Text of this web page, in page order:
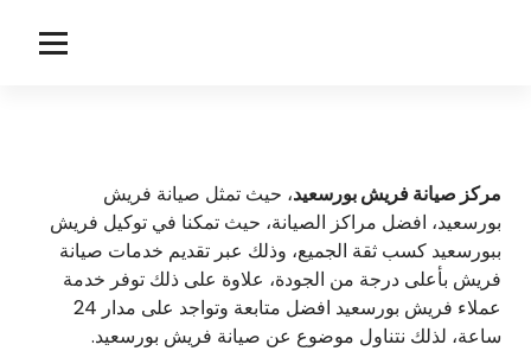
s
h
مركز صيانة فريش
مركز صيانة فريش بورسعيد، حيث تمثل صيانة فريش
بورسعيد، افضل مراكز الصيانة، حيث تمكنا في توكيل فريش
ببورسعيد كسب ثقة الجميع، وذلك عبر تقديم خدمات صيانة
فريش بأعلى درجة من الجودة، علاوة على ذلك توفر خدمة
عملاء فريش بورسعيد افضل متابعة وتواجد على مدار 24
ساعة، لذلك نتناول موضوع عن صيانة فريش بورسعيد.